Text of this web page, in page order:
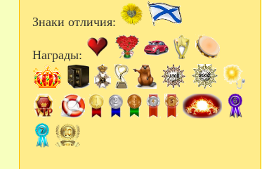
Знаки отличия:
Награды: